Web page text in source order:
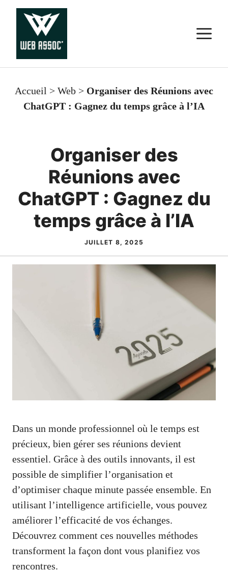
Aller
Accueil > Web > Organiser des Réunions avec
ChatGPT : Gagnez du temps grâce à l’IA
Organiser des
Réunions avec
ChatGPT : Gagnez du
temps grâce à l’IA
JUILLET 8, 2025
Dans un monde professionnel où le temps est
précieux, bien gérer ses réunions devient
essentiel. Grâce à des outils innovants, il est
possible de simplifier l’organisation et
d’optimiser chaque minute passée ensemble. En
utilisant l’intelligence artificielle, vous pouvez
améliorer l’efficacité de vos échanges.
Découvrez comment ces nouvelles méthodes
transforment la façon dont vous planifiez vos
rencontres.